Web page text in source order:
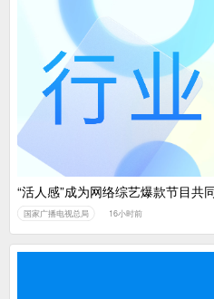
“活人感”成为网络综艺爆款节目共
国家广播电视总局 16小时前